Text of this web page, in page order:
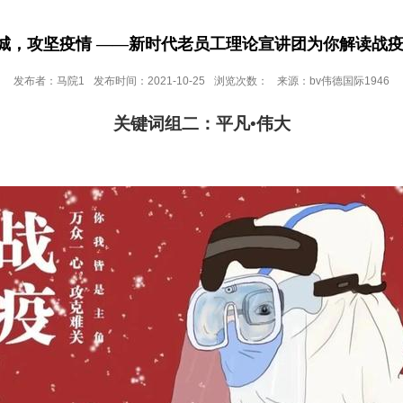
，攻坚疫情 ——新时代老员工理论宣讲团为你解读战
发布者：马院1 发布时间：2021-10-25 浏览次数： 来源：bv伟德国际1946
关键词组二： 平凡•伟大